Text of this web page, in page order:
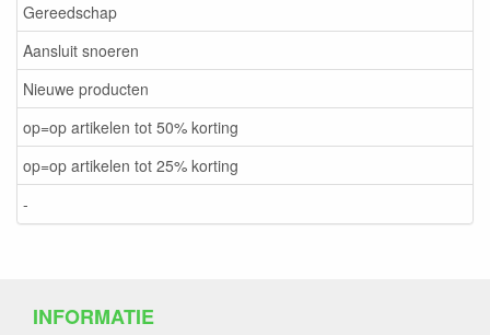
Gereedschap
Aansluit snoeren
Nieuwe producten
op=op artikelen tot 50% korting
op=op artikelen tot 25% korting
-
INFORMATIE